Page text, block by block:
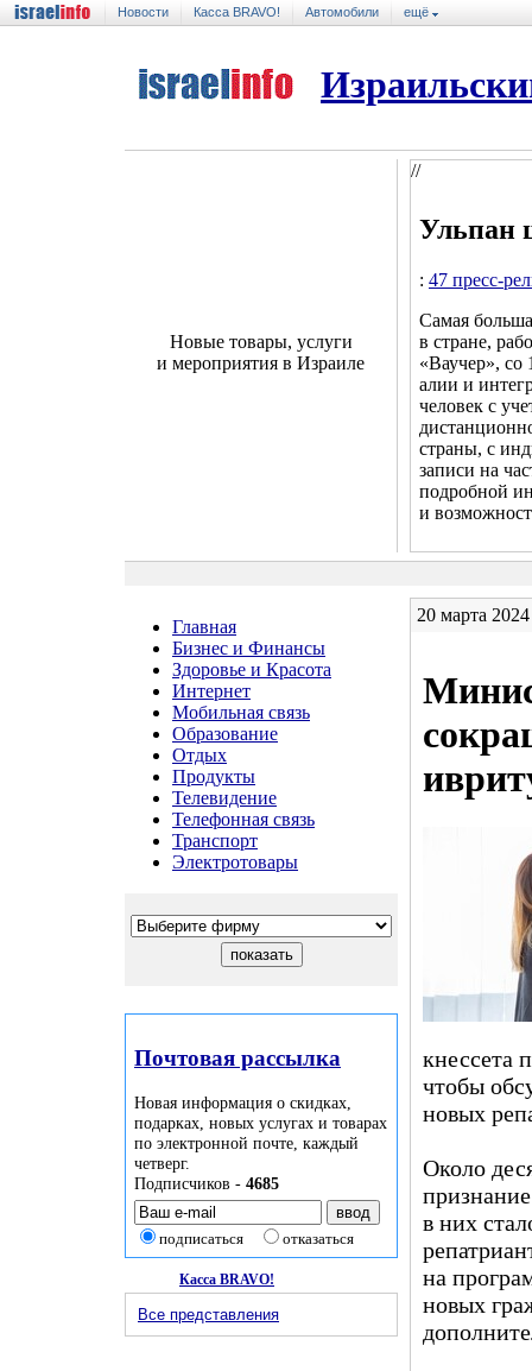
Новости Касса BRAVO! Автомобили ещё
Новые товары, услуги
и мероприятия в Израиле
//
Ульпан
: 47 пресс-
Самая
в стране,
«Ваучер», со
алии и
человек с
страны, с
записи на
подробной
и
Главная
Бизнес и Финансы
Здоровье и Красота
Интернет
Мобильная связь
Образование
Отдых
Продукты
Телевидение
Телефонная связь
Транспорт
Электротовары
Почтовая рассылка
Новая информация о скидках,
подарках, новых услугах и товарах
по электронной почте, каждый
четверг.
Подписчиков - 4685
подписаться отказаться
Касса BRAVO!
Все представления
20 марта
кнессета
чтобы
новых
Около
в них
на
новых